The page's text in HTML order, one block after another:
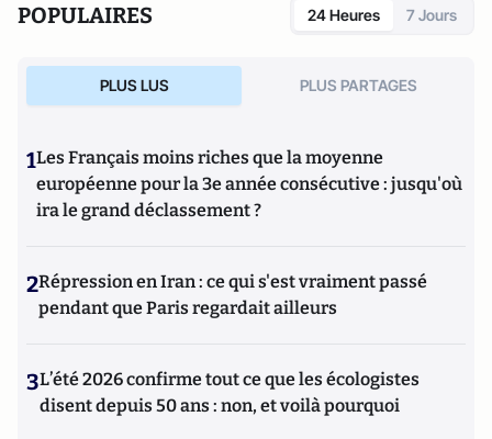
POPULAIRES 24 Heures 7 Jours
PLUS LUS PLUS PARTAGES
1Les Français moins riches que la moyenne
européenne pour la 3e année consécutive : jusqu'où
ira le grand déclassement ?
2Répression en Iran : ce qui s'est vraiment passé
pendant que Paris regardait ailleurs
3L’été 2026 confirme tout ce que les écologistes
disent depuis 50 ans : non, et voilà pourquoi